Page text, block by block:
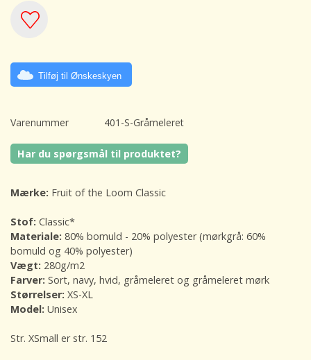
Tilføj til Ønskeskyen
Varenummer 401-S-Gråmeleret
Har du spørgsmål til produktet?
Mærke: Fruit of the Loom Classic
Stof: Classic*
Materiale: 80% bomuld - 20% polyester (mørkgrå: 60%
bomuld og 40% polyester)
Vægt: 280g/m2
Farver: Sort, navy, hvid, gråmeleret og gråmeleret mørk
Størrelser: XS-XL
Model: Unisex
Str. XSmall er str. 152